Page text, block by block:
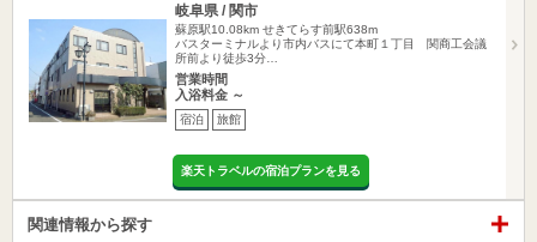
岐阜県 / 関市
蘇原駅10.08km せきてらす前駅638m
バスターミナルより市内バスにて本町１丁目 関商工会議
所前より徒歩3分…
営業時間
入浴料金 ～
宿泊 旅館
楽天トラベルの宿泊プランを見る
関連情報から探す